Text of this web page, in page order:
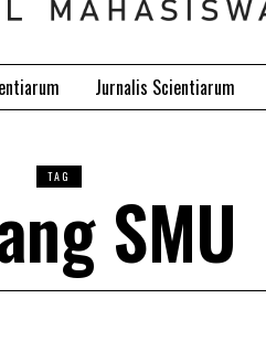
Jurnalis Scientiarum
TAG
SMU